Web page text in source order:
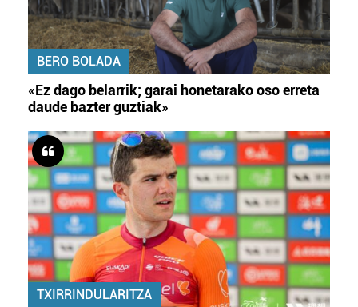
BERO BOLADA
«Ez dago belarrik; garai honetarako oso erreta
daude bazter guztiak»
TXIRRINDULARITZA